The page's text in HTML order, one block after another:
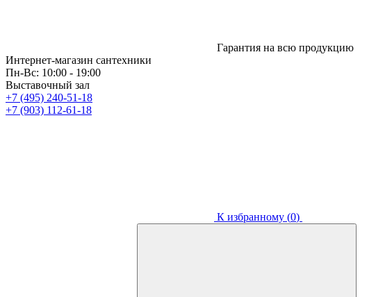
Гарантия на всю продукцию
Интернет-магазин сантехники
Пн-Вс: 10:00 - 19:00
Выставочный зал
+7 (495) 240-51-18
+7 (903) 112-61-18
К избранному (0)